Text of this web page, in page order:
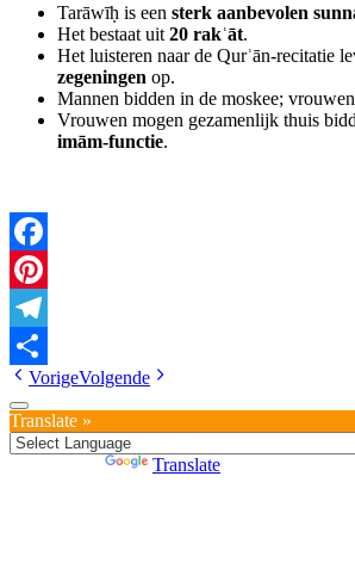
Tarāwīḥ is een sterk aanbevolen
Het bestaat uit 20 rakʿāt.
Het luisteren naar de Qurʾān‑recitatie
zegeningen op.
Mannen bidden in de moskee;
Vrouwen mogen gezamenlijk thuis
imām‑functie.
Facebook
Pinterest
Telegram
Delen
VorigeVolgende
Translate »
Translate